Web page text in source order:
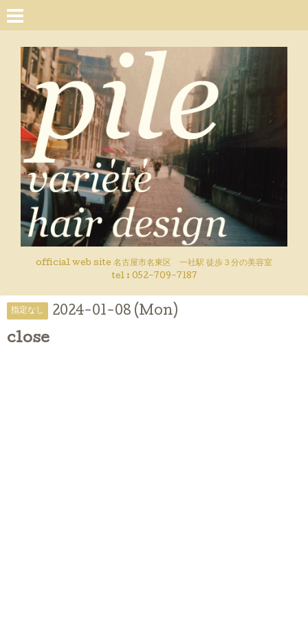
official web site 名古屋市名東区 一社駅 徒歩３分の美容室
tel : 052-709-7187
指定なし 2024-01-08 (Mon)
close